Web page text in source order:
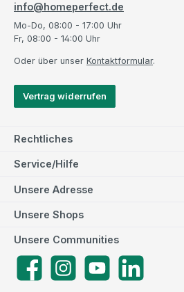
info@homeperfect.de
Mo-Do, 08:00 - 17:00 Uhr
Fr, 08:00 - 14:00 Uhr
Oder über unser Kontaktformular.
Vertrag widerrufen
Rechtliches
Service/Hilfe
Unsere Adresse
Unsere Communities
FacebookInstagramYouTube LinkedIn
Unsere Shops